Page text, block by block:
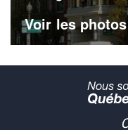
Voir les